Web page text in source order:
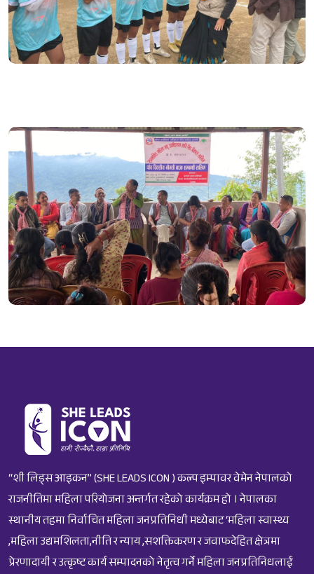
“शी लिड्स आइकन” (SHE LEADS ICON ) कल्प इम्पावर वेमेन नेपालको
राजनीतिमा महिला परियोजना अन्तर्गत रहेको कार्यक्रम हो । नेपालका
स्थानीय तहमा निर्वाचित महिला जनप्रतिनिधी मध्येबाट ‘महिला स्वास्थ्य
,महिला उद्यमशिलता,नीति र न्याय ,सशक्तिकरण र जवाफदेहित क्षेत्रमा
प्रेरणादायी र उत्कृष्ट कार्य सम्पादनको नेतृत्व गर्ने महिला जनप्रतिनिधलाई